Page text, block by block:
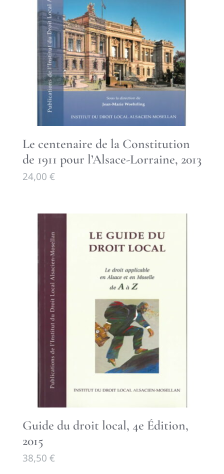
Le centenaire de la Constitution
de 1911 pour l’Alsace-Lorraine, 2013
24,00 €
Guide du droit local, 4e Édition,
2015
38,50 €